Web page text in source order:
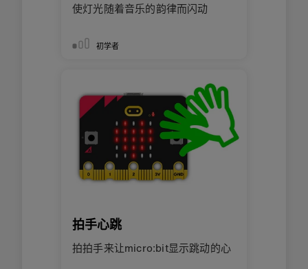
使灯光随着音乐的韵律而闪动
初学者
拍手心跳
拍拍手来让micro:bit显示跳动的心